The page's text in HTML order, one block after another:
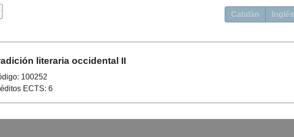
Catalán Inglés
literaria occidental II
100252
ECTS: 6